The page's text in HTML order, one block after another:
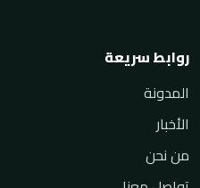
روابط سريعة
المدونة
الأخبار
من نحن